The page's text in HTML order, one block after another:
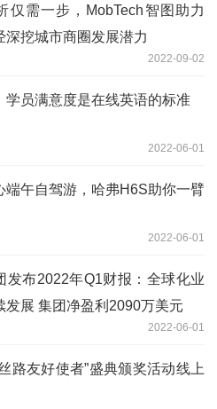
仅需一步，MobTech智图助力
深挖城市商圈发展潜力
2022-09-02
学员满意度是在线英语的标准
2022-06-01
端午自驾游，哈弗H6S助你一臂
2022-06-01
发布2022年Q1财报：全球化业
发展 集团净盈利2090万美元
2022-06-01
路友好使者”盛典颁奖活动线上